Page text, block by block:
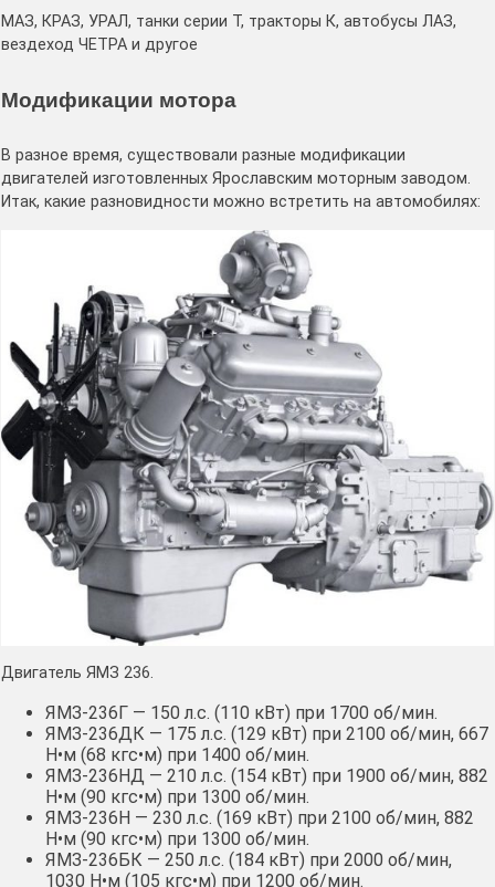
МАЗ, КРАЗ, УРАЛ, танки серии Т, тракторы К, автобусы ЛАЗ,
вездеход ЧЕТРА и другое
Модификации мотора
В разное время, существовали разные модификации
двигателей изготовленных Ярославским моторным заводом.
Итак, какие разновидности можно встретить на автомобилях:
Двигатель ЯМЗ 236.
ЯМЗ-236Г — 150 л.с. (110 кВт) при 1700 об/мин.
ЯМЗ-236ДК — 175 л.с. (129 кВт) при 2100 об/мин, 667
Н•м (68 кгс•м) при 1400 об/мин.
ЯМЗ-236НД — 210 л.с. (154 кВт) при 1900 об/мин, 882
Н•м (90 кгс•м) при 1300 об/мин.
ЯМЗ-236Н — 230 л.с. (169 кВт) при 2100 об/мин, 882
Н•м (90 кгс•м) при 1300 об/мин.
ЯМЗ-236БК — 250 л.с. (184 кВт) при 2000 об/мин,
1030 Н•м (105 кгс•м) при 1200 об/мин.